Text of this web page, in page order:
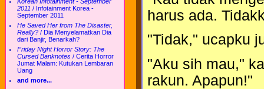
2011 / Infotainment Korea -
September 2011
He Saved Her from The Disaster,
Really? / Dia Menyelamatkan Dia
dari Banjir, Benarkah?
Friday Night Horror Story: The
Cursed Banknotes / Cerita Horror
Jumat Malam: Kutukan Lembaran
Uang
and more...
harus ada.
"Tidak," ucapku
"Aku sih mau,"
rakun. Apapun!"